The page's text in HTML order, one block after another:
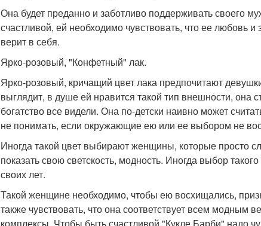
Она будет преданно и заботливо поддерживать своего
счастливой, ей необходимо чувствовать, что ее любовь
верит в себя.
Ярко-розовый, "Конфетный" лак.
Ярко-розовый, кричащий цвет лака предпочитают
выглядит, в душе ей нравится такой тип внешности, она
богатство все видели. Она по-детски наивно может
не понимать, если окружающие ею или ее выбором не
Иногда такой цвет выбирают женщины, которые просто
показать свою светскость, модность. Иногда выбор
своих лет.
Такой женщине необходимо, чтобы ею восхищались,
также чувствовать, что она соответствует всем модным